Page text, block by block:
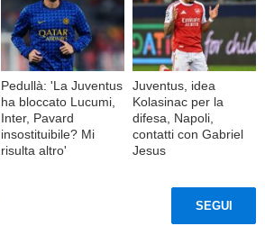
Pedullà: 'La Juventus
ha bloccato Lucumi,
Inter, Pavard
insostituibile? Mi
risulta altro'
Juventus, idea
Kolasinac per la
difesa, Napoli,
contatti con Gabriel
Jesus
SEGUI